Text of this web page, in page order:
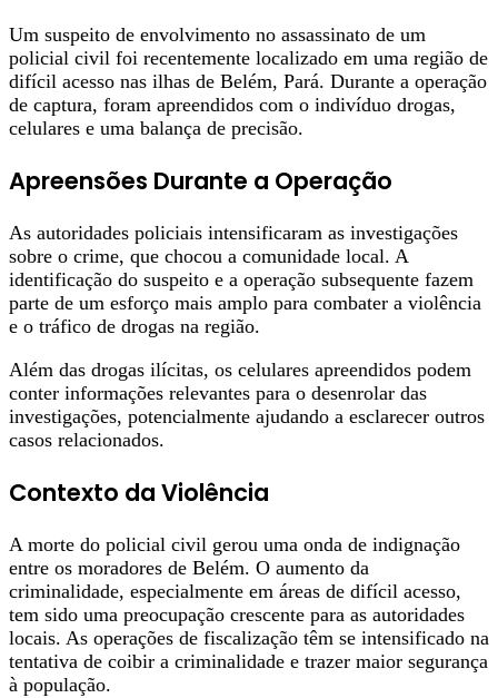
Um suspeito de envolvimento no assassinato de um
policial civil foi recentemente localizado em uma região de
difícil acesso nas ilhas de Belém, Pará. Durante a operação
de captura, foram apreendidos com o indivíduo drogas,
celulares e uma balança de precisão.
Apreensões Durante a Operação
As autoridades policiais intensificaram as investigações
sobre o crime, que chocou a comunidade local. A
identificação do suspeito e a operação subsequente fazem
parte de um esforço mais amplo para combater a violência
e o tráfico de drogas na região.
Além das drogas ilícitas, os celulares apreendidos podem
conter informações relevantes para o desenrolar das
investigações, potencialmente ajudando a esclarecer outros
casos relacionados.
Contexto da Violência
A morte do policial civil gerou uma onda de indignação
entre os moradores de Belém. O aumento da
criminalidade, especialmente em áreas de difícil acesso,
tem sido uma preocupação crescente para as autoridades
locais. As operações de fiscalização têm se intensificado na
tentativa de coibir a criminalidade e trazer maior segurança
à população.